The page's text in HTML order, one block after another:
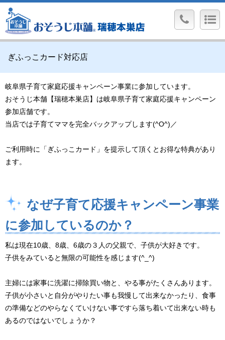
ぎふっこカード対応店
岐阜県子育て家庭応援キャンペーン事業に参加しています。
おそうじ本舗【瑞穂本巣店】は岐阜県子育て家庭応援キャンペーン
参加店舗です。
当店では子育てママを完全バックアップします(^O^)／
ご利用時に「ぎふっこカード」を提示して頂くとお得な特典があり
ます。
なぜ子育て応援キャンペーン事業
に参加しているのか？
私は現在10歳、8歳、6歳の３人の父親で、子供が大好きです。
子供をみていると無限の可能性を感じます(^_^)
主婦には家事に洗濯に掃除買い物と、やる事がたくさんあります。
子供が小さいと自分がやりたい事も我慢して出来なかったり、食事
の準備などのやらなくていけない事ですら落ち着いて出来ない時も
あるのではないでしょうか？